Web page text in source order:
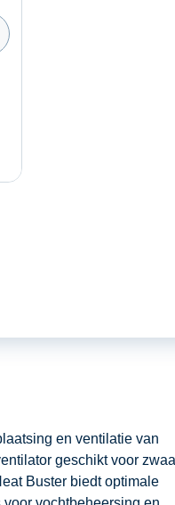
en ventilatie van
geschikt voor
Buster biedt optimale